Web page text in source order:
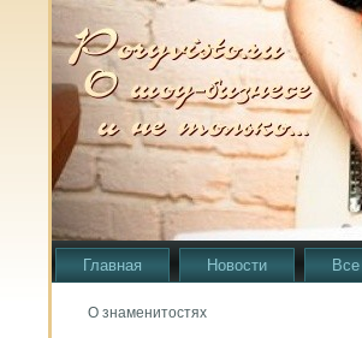
Главная Новости
О знаменитостях